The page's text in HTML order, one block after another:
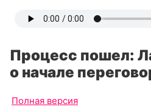
Процесс пошел:
о начале
Полная версия